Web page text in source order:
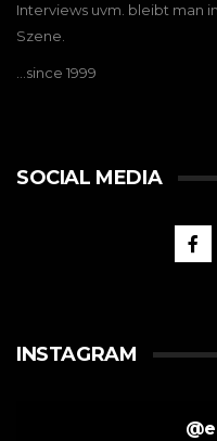
Interviews uvm. bleibt man
Szene.
…since 1999
SOCIAL MEDIA
INSTAGRAM
@